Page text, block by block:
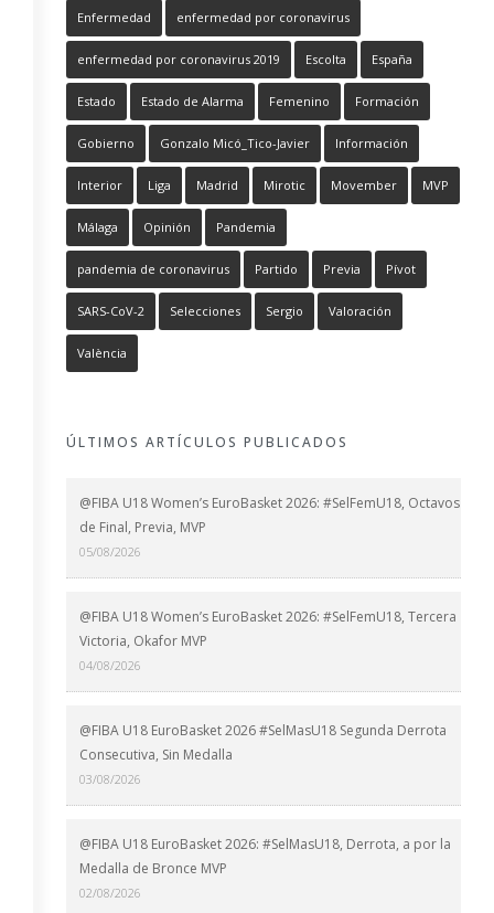
Enfermedad enfermedad por coronavirus
enfermedad por coronavirus 2019 Escolta España
Estado Estado de Alarma Femenino Formación
Gobierno Gonzalo Micó_Tico-Javier Información
Interior Liga Madrid Mirotic Movember MVP
Málaga Opinión Pandemia
pandemia de coronavirus Partido Previa Pívot
SARS-CoV-2 Selecciones Sergio Valoración
València
ÚLTIMOS ARTÍCULOS PUBLICADOS
@FIBA U18 Women’s EuroBasket 2026: #SelFemU18, Octavos
de Final, Previa, MVP
05/08/2026
@FIBA U18 Women’s EuroBasket 2026: #SelFemU18, Tercera
Victoria, Okafor MVP
04/08/2026
@FIBA U18 EuroBasket 2026 #SelMasU18 Segunda Derrota
Consecutiva, Sin Medalla
03/08/2026
@FIBA U18 EuroBasket 2026: #SelMasU18, Derrota, a por la
Medalla de Bronce MVP
02/08/2026